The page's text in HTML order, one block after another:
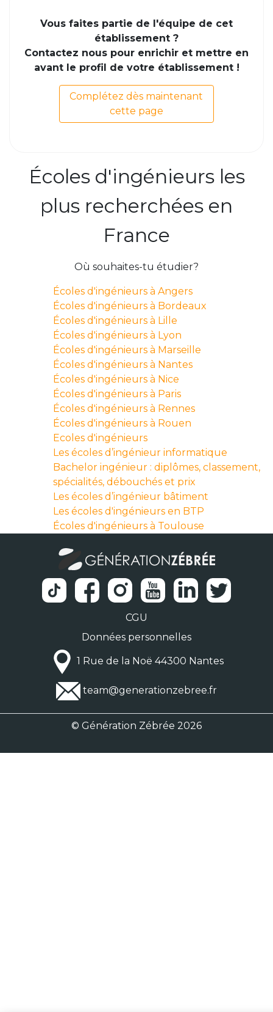
Vous faites partie de l'équipe de cet
établissement ?
Contactez nous pour enrichir et mettre en
avant le profil de votre établissement !
Complétez dès maintenant
cette page
Écoles d'ingénieurs les
plus recherchées en
France
Où souhaites-tu étudier?
Écoles d'ingénieurs à Angers
Écoles d'ingénieurs à Bordeaux
Écoles d'ingénieurs à Lille
Écoles d'ingénieurs à Lyon
Écoles d'ingénieurs à Marseille
Écoles d'ingénieurs à Nantes
Écoles d'ingénieurs à Nice
Écoles d'ingénieurs à Paris
Écoles d'ingénieurs à Rennes
Écoles d'ingénieurs à Rouen
Ecoles d'ingénieurs
Les écoles d’ingénieur informatique
Bachelor ingénieur : diplômes, classement,
spécialités, débouchés et prix
Les écoles d’ingénieur bâtiment
Les écoles d'ingénieurs en BTP
Écoles d'ingénieurs à Toulouse
CGU
Données personnelles
1 Rue de la Noë 44300 Nantes
team@generationzebree.fr
© Génération Zébrée 2026